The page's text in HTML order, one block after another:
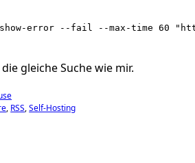
error --fail --max-time 60 "https://
gleiche Suche wie mir.
RSS Self-Hosting